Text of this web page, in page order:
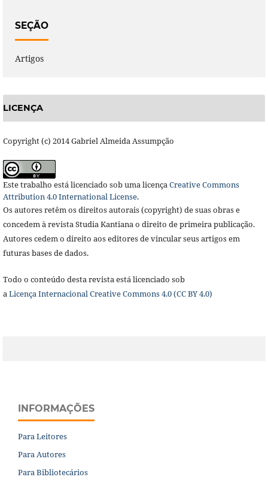
SEÇÃO
Artigos
LICENÇA
Copyright (c) 2014 Gabriel Almeida Assumpção
Este trabalho está licenciado sob uma licençaCreative Commons
Attribution 4.0 International License.
Os autores retêm os direitos autorais (copyright) de suas obras e
concedem à revista Studia Kantiana o direito de primeira publicação.
Autores cedem o direito aos editores de vincular seus artigos em
futuras bases de dados.
Todo o conteúdo desta revista está licenciado sob
aLicençaInternacional Creative Commons 4.0 (CC BY 4.0)
INFORMAÇÕES
Para Leitores
Para Autores
Para Bibliotecários